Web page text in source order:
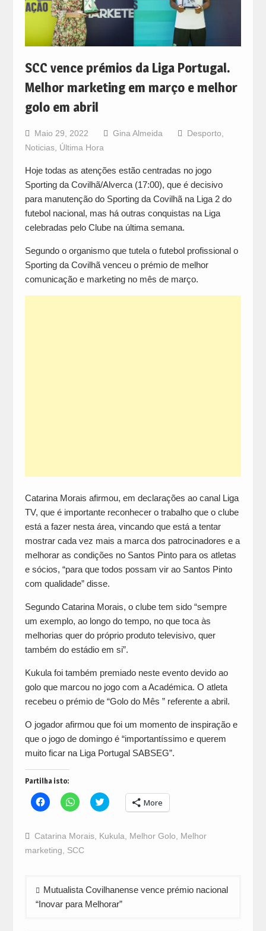
SCC vence prémios da Liga Portugal.
Melhor marketing em março e melhor
golo em abril
Maio 29, 2022 Gina Almeida Desporto
Noticias, Última Hora
Hoje todas as atenções estão centradas no jogo
Sporting da Covilhã/Alverca (17:00), que é decisivo
para manutenção do Sporting da Covilhã na Liga 2 do
futebol nacional, mas há outras conquistas na Liga
celebradas pelo Clube na última semana.
Segundo o organismo que tutela o futebol profissional o
Sporting da Covilhã venceu o prémio de melhor
comunicação e marketing no mês de março.
Catarina Morais afirmou, em declarações ao canal Liga
TV, que é importante reconhecer o trabalho que o clube
está a fazer nesta área, vincando que está a tentar
mostrar cada vez mais a marca dos patrocinadores e a
melhorar as condições no Santos Pinto para os atletas
e sócios, “para que todos possam vir ao Santos Pinto
com qualidade” disse.
Segundo Catarina Morais, o clube tem sido “sempre
um exemplo, ao longo do tempo, no que toca às
melhorias quer do próprio produto televisivo, quer
também do estádio em si”.
Kukula foi também premiado neste evento devido ao
golo que marcou no jogo com a Académica. O atleta
recebeu o prémio de “Golo do Mês ” referente a abril.
O jogador afirmou que foi um momento de inspiração e
que o jogo de domingo é “importantíssimo e querem
muito ficar na Liga Portugal SABSEG”.
Partilha isto:
Click
to
Facebook
(Opens
in
new
Click
to
WhatsApp
(Opens
in
new
Click
to
Twitter
(Opens
More
Catarina Morais, Kukula Melhor Golo
Melhor
marketing
SCC
Navegação
de
Mutualista Covilhanense vence prémio nacional
“Inovar para Melhorar”